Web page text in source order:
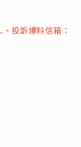
、投訴爆料信箱：